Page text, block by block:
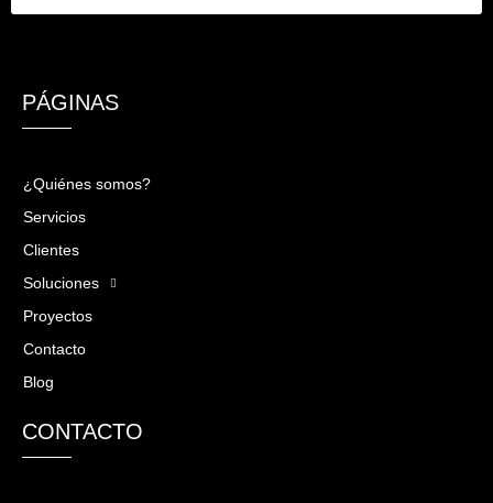
PÁGINAS
¿Quiénes somos?
Servicios
Clientes
Soluciones
Proyectos
Contacto
Blog
CONTACTO